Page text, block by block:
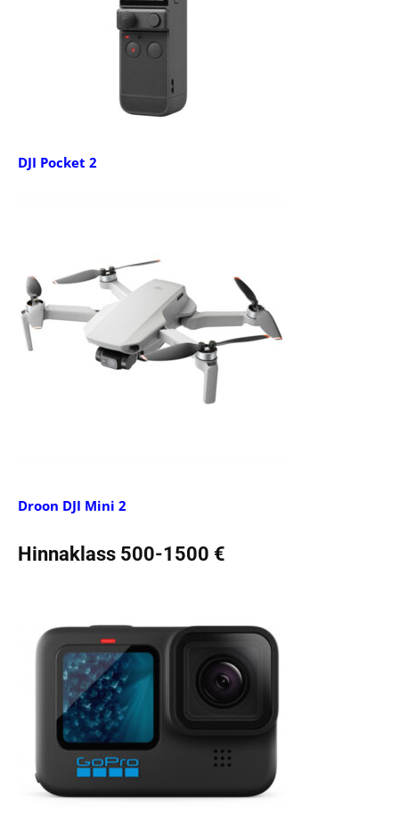
DJI Pocket 2
Droon DJI Mini 2
Hinnaklass 500-1500 €